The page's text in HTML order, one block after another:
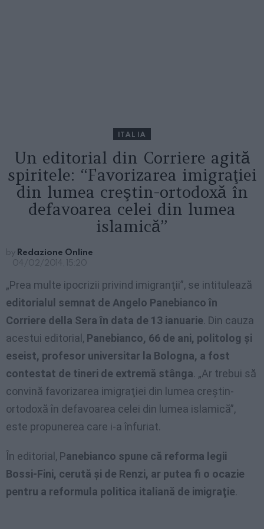
ITALIA
Un editorial din Corriere agită
spiritele: “Favorizarea imigraţiei
din lumea creştin-ortodoxă în
defavoarea celei din lumea
islamică”
by Redazione Online
04/02/2014, 15:20
„Prea multe ipocrizii privind imigranţii”, se intitulează
editorialul semnat de Angelo Panebianco în
Corriere della Sera în data de 13 ianuarie. Din cauza
acestui editorial, Panebianco, 66 de ani, politolog şi
eseist, profesor universitar la Bologna, a fost
contestat de tineri de extremă stânga. „Ar trebui să
convină favorizarea imigraţiei din lumea creştin-
ortodoxă în defavoarea celei din lumea islamică”,
este propunerea care i-a înfuriat.
În editorial, Panebianco spune că reforma legii
Bossi-Fini, cerută şi de Renzi, ar putea fi o ocazie
pentru a reformula politica italiană de imigraţie.